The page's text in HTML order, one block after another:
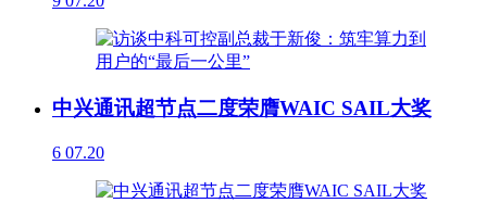
中兴通讯超节点二度荣膺WAIC SAIL大奖
6 07.20